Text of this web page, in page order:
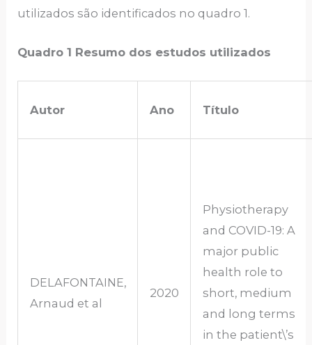
utilizados são identificados no quadro 1.
Quadro 1 Resumo dos estudos utilizados
Autor Ano Título
DELAFONTAINE,
Arnaud et al
2020
Physiotherapy
and COVID-19: A
major public
health role to
short, medium
and long terms
in the patient\’s